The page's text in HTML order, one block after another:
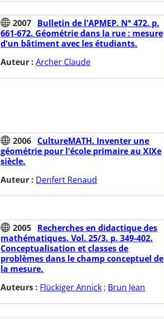
2007 Bulletin de l'APMEP. N° 472. p.
661-672. Géométrie dans la rue : mesure
d'un bâtiment avec les étudiants.
Auteur :Archer Claude
2006 CultureMATH. Inventer une
géométrie pour l'école primaire au XIXe
siècle.
Auteur : Denfert Renaud
2005 Recherches en didactique des
mathématiques. Vol. 25/3. p. 349-402.
Conceptualisation et classes de
problèmes dans le champ conceptuel de
la mesure.
Auteurs : Flückiger Annick ; Brun Jean